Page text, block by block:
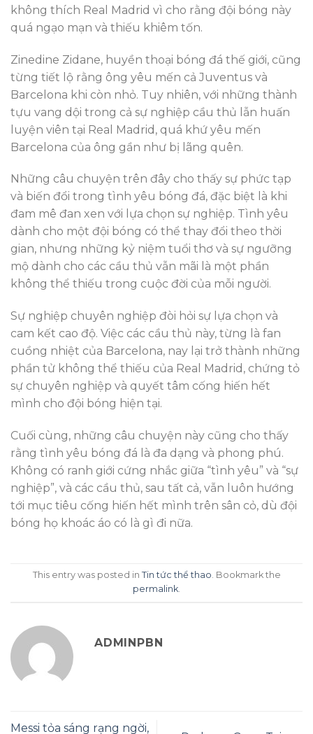
không thích Real Madrid vì cho rằng đội bóng này
quá ngạo mạn và thiếu khiêm tốn.
Zinedine Zidane, huyền thoại bóng đá thế giới, cũng
từng tiết lộ rằng ông yêu mến cả Juventus và
Barcelona khi còn nhỏ. Tuy nhiên, với những thành
tựu vang dội trong cả sự nghiệp cầu thủ lẫn huấn
luyện viên tại Real Madrid, quá khứ yêu mến
Barcelona của ông gần như bị lãng quên.
Những câu chuyện trên đây cho thấy sự phức tạp
và biến đổi trong tình yêu bóng đá, đặc biệt là khi
đam mê đan xen với lựa chọn sự nghiệp. Tình yêu
dành cho một đội bóng có thể thay đổi theo thời
gian, nhưng những kỷ niệm tuổi thơ và sự ngưỡng
mộ dành cho các cầu thủ vẫn mãi là một phần
không thể thiếu trong cuộc đời của mỗi người.
Sự nghiệp chuyên nghiệp đòi hỏi sự lựa chọn và
cam kết cao độ. Việc các cầu thủ này, từng là fan
cuồng nhiệt của Barcelona, nay lại trở thành những
phần tử không thể thiếu của Real Madrid, chứng tỏ
sự chuyên nghiệp và quyết tâm cống hiến hết
mình cho đội bóng hiện tại.
Cuối cùng, những câu chuyện này cũng cho thấy
rằng tình yêu bóng đá là đa dạng và phong phú.
Không có ranh giới cứng nhắc giữa “tình yêu” và “sự
nghiệp”, và các cầu thủ, sau tất cả, vẫn luôn hướng
tới mục tiêu cống hiến hết mình trên sân cỏ, dù đội
bóng họ khoác áo có là gì đi nữa.
This entry was posted in Tin tức thể thao. Bookmark the
permalink.
ADMINPBN
Messi tỏa sáng rạng ngời,